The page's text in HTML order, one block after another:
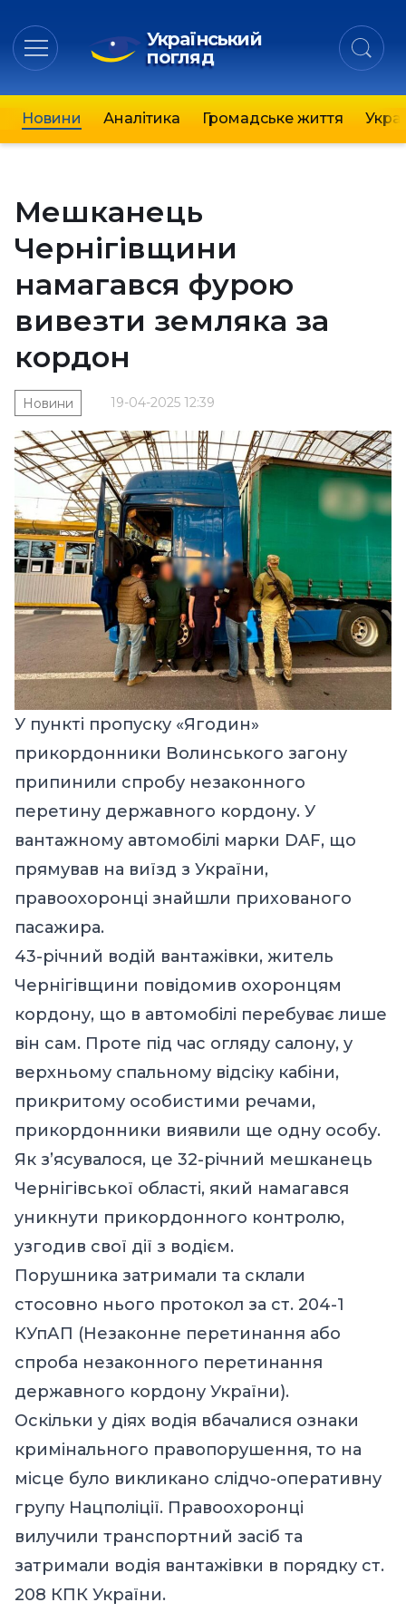
Український
погляд
Новини Аналітика Громадське життя
Мешканець
Чернігівщини
намагався фурою
вивезти земляка за
кордон
19-04-2025 12:39
Новини
У пункті пропуску «Ягодин»
прикордонники Волинського загону
припинили спробу незаконного
перетину державного кордону. У
вантажному автомобілі марки DAF, що
прямував на виїзд з України,
правоохоронці знайшли прихованого
пасажира.
43-річний водій вантажівки, житель
Чернігівщини повідомив охоронцям
кордону, що в автомобілі перебуває лише
він сам. Проте під час огляду салону, у
верхньому спальному відсіку кабіни,
прикритому особистими речами,
прикордонники виявили ще одну особу.
Як з’ясувалося, це 32-річний мешканець
Чернігівської області, який намагався
уникнути прикордонного контролю,
узгодив свої дії з водієм.
Порушника затримали та склали
стосовно нього протокол за ст. 204-1
КУпАП (Незаконне перетинання або
спроба незаконного перетинання
державного кордону України).
Оскільки у діях водія вбачалися ознаки
кримінального правопорушення, то на
місце було викликано слідчо-оперативну
групу Нацполіції. Правоохоронці
вилучили транспортний засіб та
затримали водія вантажівки в порядку ст.
208 КПК України.